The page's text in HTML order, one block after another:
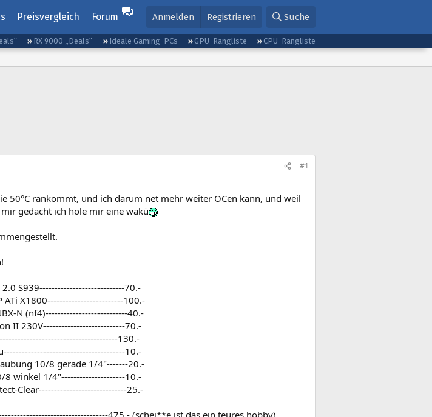
Preisvergleich Forum Anmelden Registrieren Suche
RX 9000 „Deals“ Ideale Gaming-PCs GPU-Rangliste
CPU-Rangliste
#1
50°C rankommt, und ich darum net mehr weiter OCen kann, und weil
gedacht ich hole mir eine wakü
S939----------------------------70.-
ATi X1800-------------------------100.-
N (nf4)---------------------------40.-
II 230V---------------------------70.-
130.-
10.-
10/8 gerade 1/4"-------20.-
8 winkel 1/4"---------------------10.-
Clear-----------------------------25.-
475.- (schei**e ist das ein teures hobby)